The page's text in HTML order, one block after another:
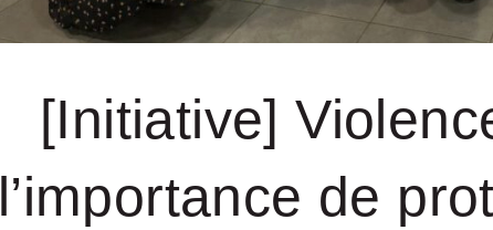
[Initiative]
l’importance de